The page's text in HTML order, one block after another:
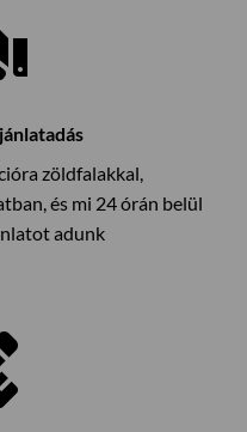
zöldfalakkal,
és mi 24 órán belül
adunk